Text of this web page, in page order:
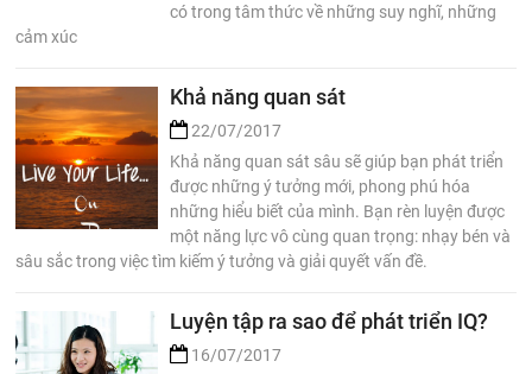
có trong tâm thức về những suy nghĩ, những
cảm xúc
Khả năng quan sát
22/07/2017
Khả năng quan sát sâu sẽ giúp bạn phát triển
được những ý tưởng mới, phong phú hóa
những hiểu biết của mình. Bạn rèn luyện được
một năng lực vô cùng quan trọng: nhạy bén và
sâu sắc trong việc tìm kiếm ý tưởng và giải quyết vấn đề.
Luyện tập ra sao để phát triển IQ?
16/07/2017